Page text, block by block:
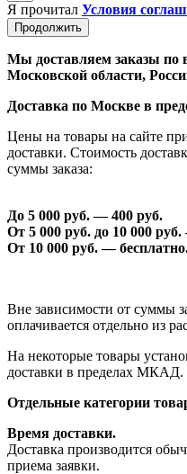
Я прочитал Условия
Продолжить
Мы доставляем заказы по
Московской области,
Доставка по Москве в
Цены на товары на сайте
доставки. Стоимость
суммы заказа:
До 5 000 руб. —400 руб.
От 5 000 руб. до 10 000
От 10 000 руб. —
Вне зависимости от суммы
оплачивается отдельно из
На некоторые товары
доставки в пределах МКАД.
Отдельные категории
Время доставки.
Доставка производится
приема заявки.